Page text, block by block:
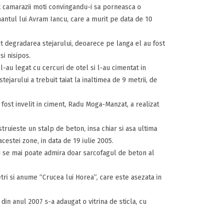
moti convingandu-i sa porneasca o
lui Avram Iancu, care a murit pe data de 10
degradarea stejarului, deoarece pe langa el au fost
nisipos.
legat cu cercuri de otel si l-au cimentat in
a trebuit taiat la inaltimea de 9 metrii, de
invelit in ciment, Radu Moga-Manzat, a realizat
un stalp de beton, insa chiar si asa ultima
zone, in data de 19 iulie 2005.
mai poate admira doar sarcofagul de beton al
si anume “Crucea lui Horea”, care este asezata in
anul 2007 s-a adaugat o vitrina de sticla, cu